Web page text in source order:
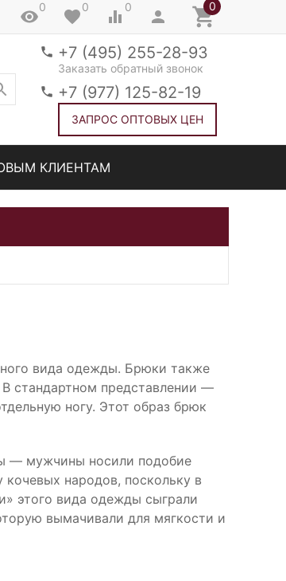
0 0 0 0
+7 (495) 255-28-93
Заказать обратный звонок
+7 (977) 125-82-19
ЗАПРОС ОПТОВЫХ ЦЕН
КЛИЕНТАМ
вида одежды. Брюки также
стандартном представлении —
ногу. Этот образ брюк
— мужчины носили подобие
народов, поскольку в
этого вида одежды сыграли
вымачивали для мягкости и